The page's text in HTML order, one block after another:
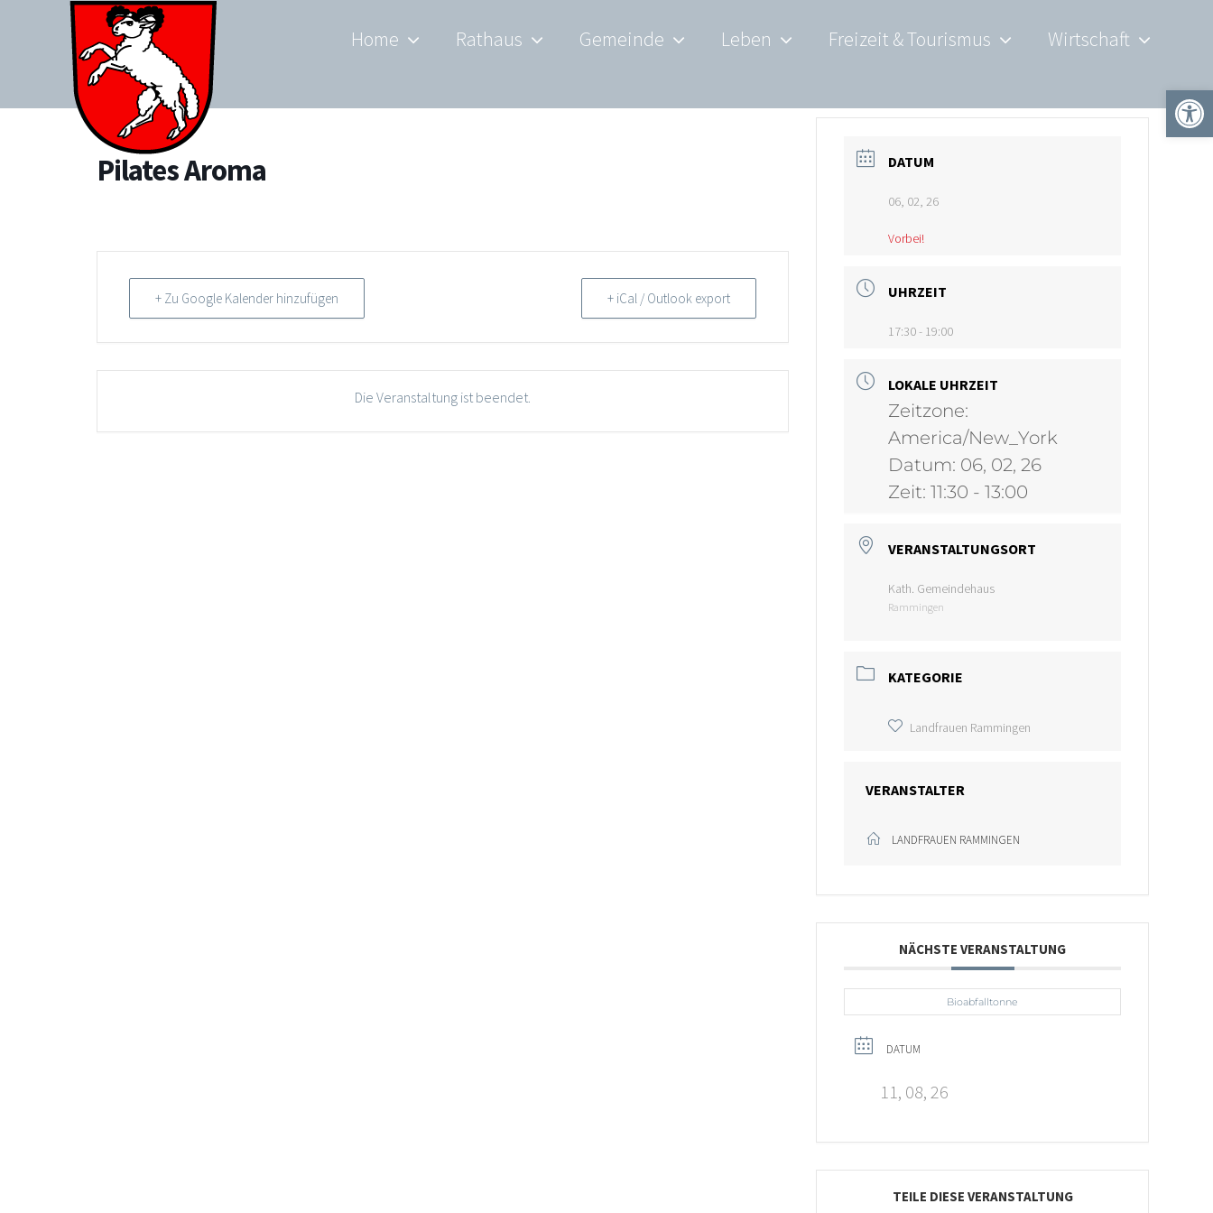
Home Rathaus Gemeinde Leben Freizeit & Tourismus Wirtschaft
Pilates Aroma
+ Zu Google Kalender hinzufügen + iCal / Outlook export
Die Veranstaltung ist beendet.
DATUM
06, 02, 26
Vorbei!
UHRZEIT
17:30 - 19:00
LOKALE UHRZEIT
Zeitzone:
America/New_York
Datum: 06, 02, 26
Zeit:11:30 - 13:00
VERANSTALTUNGSORT
Kath. Gemeindehaus
Rammingen
KATEGORIE
Landfrauen Rammingen
VERANSTALTER
LANDFRAUEN RAMMINGEN
NÄCHSTE VERANSTALTUNG
Bioabfalltonne
DATUM
11, 08, 26
TEILE DIESE VERANSTALTUNG